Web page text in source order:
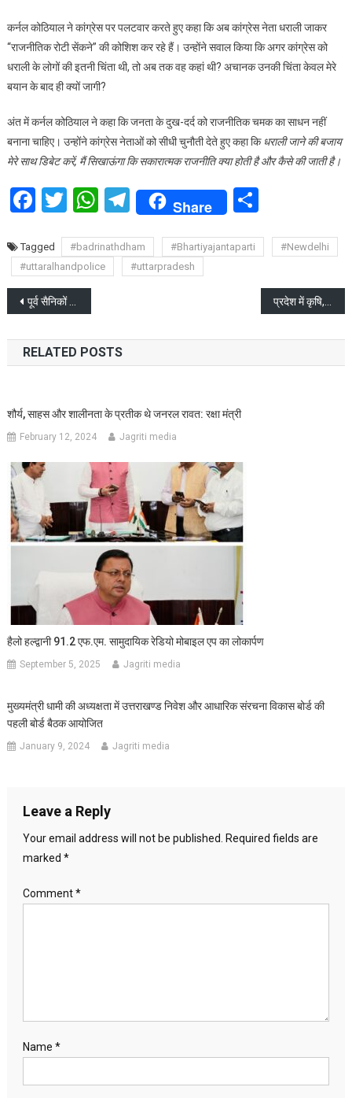
कर्नल कोठियाल ने कांग्रेस पर पलटवार करते हुए कहा कि अब कांग्रेस नेता धराली जाकर
“राजनीतिक रोटी सेंकने” की कोशिश कर रहे हैं। उन्होंने सवाल किया कि अगर कांग्रेस को
धराली के लोगों की इतनी चिंता थी, तो अब तक वह कहां थी? अचानक उनकी चिंता केवल मेरे
बयान के बाद ही क्यों जागी?
अंत में कर्नल कोठियाल ने कहा कि जनता के दुख-दर्द को राजनीतिक चमक का साधन नहीं
बनाना चाहिए। उन्होंने कांग्रेस नेताओं को सीधी चुनौती देते हुए कहा कि धराली जाने की बजाय
मेरे साथ डिबेट करें, मैं सिखाऊंगा कि सकारात्मक राजनीति क्या होती है और कैसे की जाती है।
Facebook
Twitter
WhatsApp
Telegram
Share Share
Tagged #badrinathdham #Bhartiyajantaparti
#Newdelhi
#uttaralhandpolice
#uttarpradesh
Post
navigation
पूर्व सैनिकों का बढाया मनोबल, आप राष्ट्र की शान हैं : सीएम धामी
RELATED POSTS
शौर्य, साहस और शालीनता के प्रतीक थे जनरल रावत: रक्षा मंत्री
February 12, 2024 Jagriti media
हैलो हल्द्वानी 91.2 एफ.एम. सामुदायिक रेडियो मोबाइल एप का लोकार्पण
September 5, 2025 Jagriti media
मुख्यमंत्री धामी की अध्यक्षता में उत्तराखण्ड निवेश और आधारिक संरचना विकास बोर्ड की
पहली बोर्ड बैठक आयोजित
January 9, 2024 Jagriti media
Leave a Reply
Your email address will not be published.
Required fields are
marked *
Comment*
Name *